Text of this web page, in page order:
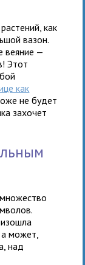
как
вазон.
веяние —
Этот
как
не будет
захочет
может,
над